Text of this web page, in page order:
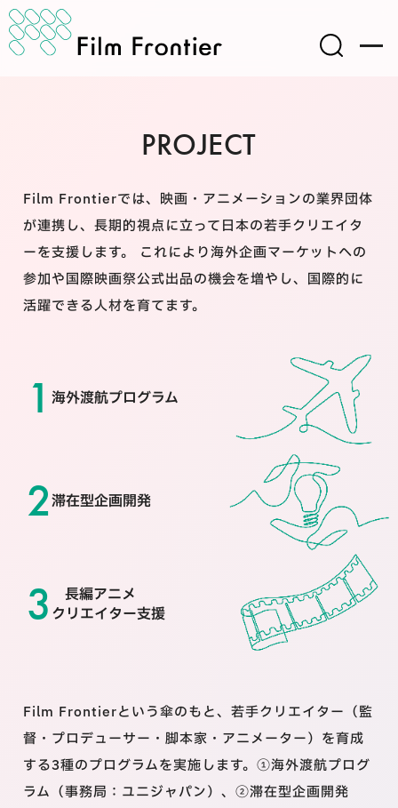
PROJECT
Film Frontierでは、映画・アニメーションの業界団体
が連携し、⾧期的視点に立って日本の若手クリエイタ
ーを支援します。
これにより海外企画マーケットへの
参加や国際映画祭公式出品の機会を増やし、国際的に
活躍できる人材を育てます。
海外渡航プログラム
滞在型企画開発
長編アニメ
クリエイター支援
Film Frontierという傘のもと、若手クリエイター（監
督・プロデューサー・脚本家・アニメーター）を育成
する3種のプログラムを実施します。①海外渡航プログ
ラム（事務局：ユニジャパン）、②滞在型企画開発